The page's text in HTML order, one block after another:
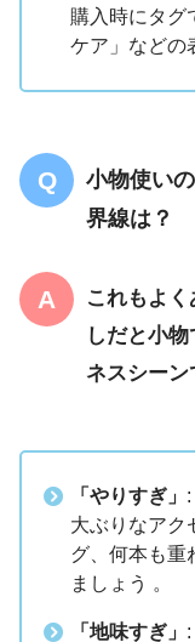
購入時にタグ
ケア」などの
小物使い
界線は？
これもよ
しだと小
ネスシーン
「やりすぎ」 :
大ぶりなアク
グ、何本も重
ましょう 。
「地味すぎ」 :